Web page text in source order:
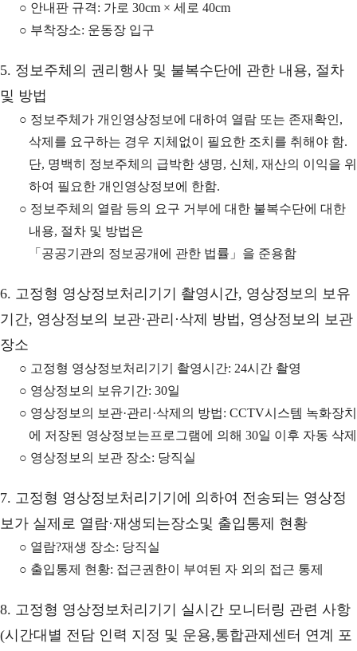
○ 안내판 규격: 가로 30cm × 세로 40cm
○ 부착장소: 운동장 입구
5. 정보주체의 권리행사 및 불복수단에 관한 내용, 절차
및 방법
○ 정보주체가 개인영상정보에 대하여 열람 또는 존재확인,
삭제를 요구하는 경우 지체없이 필요한 조치를 취해야 함.
단, 명백히 정보주체의 급박한 생명, 신체, 재산의 이익을 위
하여 필요한 개인영상정보에 한함.
○ 정보주체의 열람 등의 요구 거부에 대한 불복수단에 대한
내용, 절차 및 방법은
「공공기관의 정보공개에 관한 법률」을 준용함
6. 고정형 영상정보처리기기 촬영시간, 영상정보의 보유
기간, 영상정보의 보관·관리·삭제 방법, 영상정보의 보관
장소
○ 고정형 영상정보처리기기 촬영시간: 24시간 촬영
○ 영상정보의 보유기간: 30일
○ 영상정보의 보관·관리·삭제의 방법: CCTV시스템 녹화장치
에 저장된 영상정보는프로그램에 의해 30일 이후 자동 삭제
○ 영상정보의 보관 장소: 당직실
7. 고정형 영상정보처리기기에 의하여 전송되는 영상정
보가 실제로 열람·재생되는장소및 출입통제 현황
○ 열람?재생 장소: 당직실
○ 출입통제 현황: 접근권한이 부여된 자 외의 접근 통제
8. 고정형 영상정보처리기기 실시간 모니터링 관련 사항
(시간대별 전담 인력 지정 및 운용,통합관제센터 연계 포